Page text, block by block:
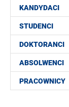
KANDYDACI
STUDENCI
DOKTORANCI
ABSOLWENCI
PRACOWNICY